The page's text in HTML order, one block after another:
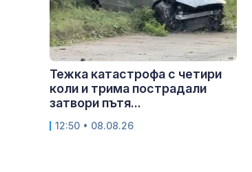
Тежка катастрофа с четири
коли и трима пострадали
затвори пътя...
12:50 • 08.08.26